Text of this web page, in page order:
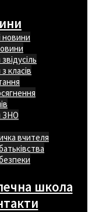
новини
класів
ЗНО
вчителя
школа